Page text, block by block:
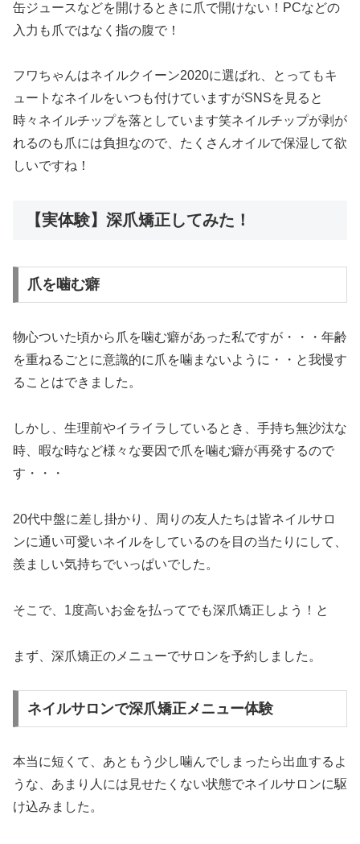
缶ジュースなどを開けるときに爪で開けない！PCなどの
入力も爪ではなく指の腹で！
フワちゃんはネイルクイーン2020に選ばれ、とってもキ
ュートなネイルをいつも付けていますがSNSを見ると
時々ネイルチップを落としています笑ネイルチップが剥が
れるのも爪には負担なので、たくさんオイルで保湿して欲
しいですね！
【実体験】深爪矯正してみた！
爪を噛む癖
物心ついた頃から爪を噛む癖があった私ですが・・・年齢
を重ねるごとに意識的に爪を噛まないように・・と我慢す
ることはできました。
しかし、生理前やイライラしているとき、手持ち無沙汰な
時、暇な時など様々な要因で爪を噛む癖が再発するので
す・・・
20代中盤に差し掛かり、周りの友人たちは皆ネイルサロ
ンに通い可愛いネイルをしているのを目の当たりにして、
羨ましい気持ちでいっぱいでした。
そこで、1度高いお金を払ってでも深爪矯正しよう！と
まず、深爪矯正のメニューでサロンを予約しました。
ネイルサロンで深爪矯正メニュー体験
本当に短くて、あともう少し噛んでしまったら出血するよ
うな、あまり人には見せたくない状態でネイルサロンに駆
け込みました。